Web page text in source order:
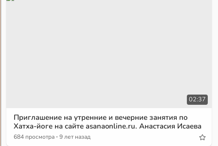
02:37
Приглашение на утренние и вечерние занятия по
Хатха-йоге на сайте asanaonline.ru. Анастасия Исаева
684 просмотра · 9 лет назад